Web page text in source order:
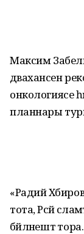
Максим
дәваханәсен
онкологиясе
планнары
«Радий
тота, Рәсәй
бәйләнештә